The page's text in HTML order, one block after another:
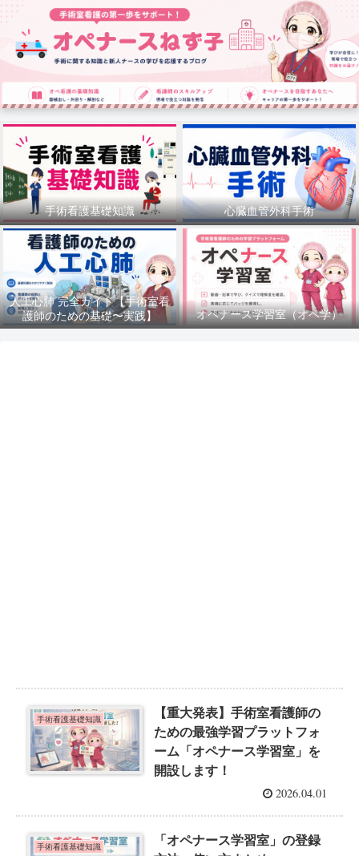
手術看護基礎知識 心臓血管外科手術
人工心肺 完全ガイド【手術室看
護師のための基礎〜実践】
オペナース学習室（オペ学）
手術看護基礎知識
【重大発表】手術室看護師の
ための最強学習プラットフォ
ーム「オペナース学習室」を
開設します！
2026.04.01
手術看護基礎知識
「オペナース学習室」の登録